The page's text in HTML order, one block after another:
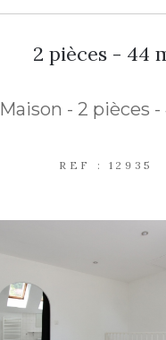
2 pièces - 44
Maison - 2 pièces -
REF : 12935